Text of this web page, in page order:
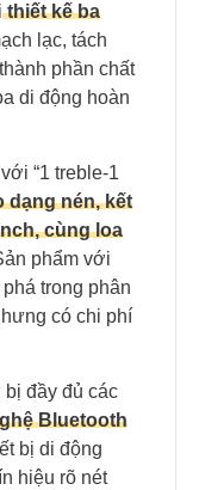
thiết kế ba
lạc, tách
phần chất
di động hoàn
“1 treble-1
dạng nén, kết
cùng loa
phẩm với
trong phân
có chi phí
đầy đủ các
Bluetooth
bị di động
hiệu rõ nét